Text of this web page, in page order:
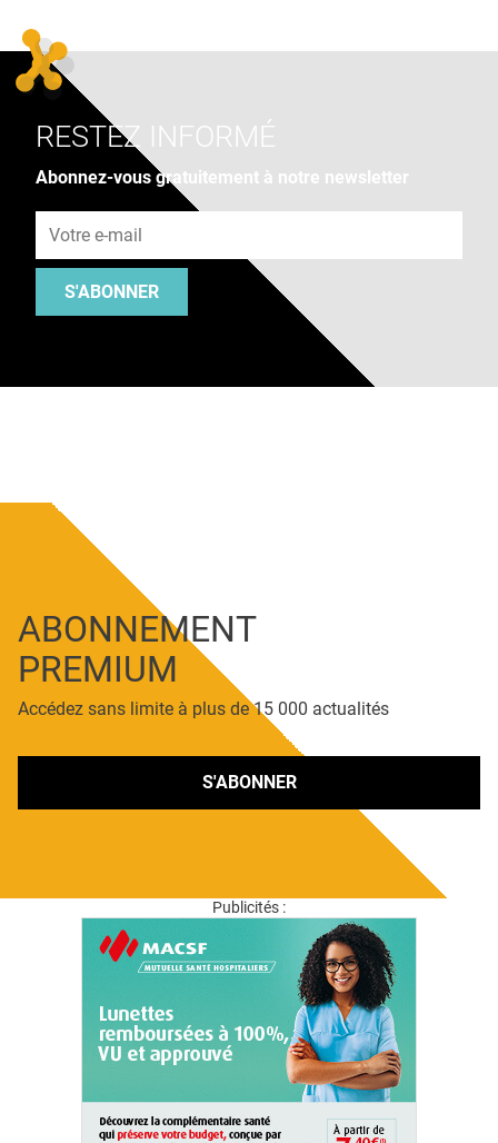
RESTEZ INFORMÉ
Abonnez-vous gratuitement à notre newsletter
S'ABONNER
ABONNEMENT
PREMIUM
Accédez sans limite à plus de 15 000 actualités
S'ABONNER
Publicités :